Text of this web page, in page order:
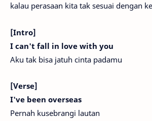
kalau perasaan kita tak sesuai dengan
[Intro]
I can't fall in love with you
Aku tak bisa jatuh cinta padamu
[Verse]
I've been overseas
Pernah kusebrangi lautan